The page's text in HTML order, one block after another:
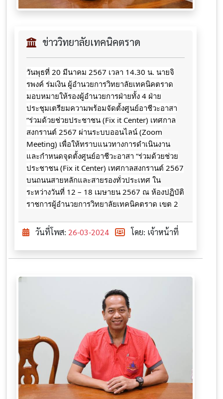
ข่าววิทยาลัยเทคนิคตราด
วันพุธที่ 20 มีนาคม 2567 เวลา 14.30 น. นายจิ
รพงค์ ร่มเงิน ผู้อำนวยการวิทยาลัยเทคนิคตราด
มอบหมายให้รองผู้อำนวยการฝ่ายทั้ง 4 ฝ่าย
ประชุมเตรียมความพร้อมจัดตั้งศูนย์อาชีวะอาสา
“ร่วมด้วยช่วยประชาชน (Fix it Center) เทศกาล
สงกรานต์ 2567 ผ่านระบบออนไลน์ (Zoom
Meeting) เพื่อให้ทราบแนวทางการดำเนินงาน
และกำหนดจุดตั้งศูนย์อาชีวะอาสา “ร่วมด้วยช่วย
ประชาชน (Fix it Center) เทศกาลสงกรานต์ 2567
บนถนนสายหลักและสายรองทั่วประเทศ ใน
ระหว่างวันที่ 12 – 18 เมษายน 2567 ณ ห้องปฏิบัติ
ราชการผู้อำนวยการวิทยาลัยเทคนิคตราด เขต 2
วันที่โพส: 26-03-2024 โดย: เจ้าหน้าที่